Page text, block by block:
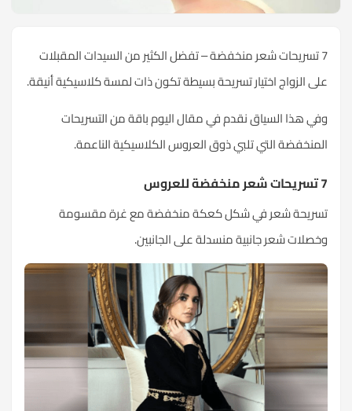
7 تسريحات شعر منخفضة – تفضل الكثير من السيدات المقبلات
على الزواج اختيار تسريحة بسيطة تكون ذات لمسة كلاسيكية أنيقة.
وفي هذا السياق نقدم في مقال اليوم باقة من التسريحات
المنخفضة التي تلبي ذوق العروس الكلاسيكية الناعمة.
7 تسريحات شعر منخفضة للعروس
تسريحة شعر في شكل كعكة منخفضة مع غرة مقسومة
وخصلات شعر جانبية منسدلة على الجانبين.